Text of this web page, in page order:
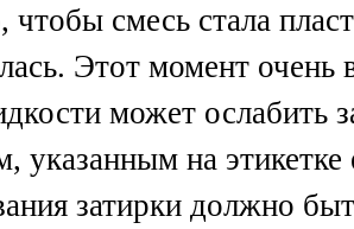
чтобы смесь стала
Этот момент
может ослабить
указанным на
затирки должно